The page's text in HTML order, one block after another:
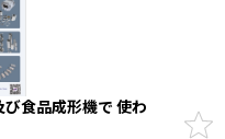
食品成形機で 使わ